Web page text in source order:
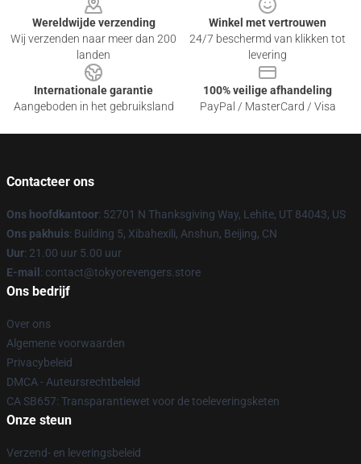
Wereldwijde verzending
Wij verzenden naar meer dan 200
landen
Winkel met vertrouwen
24/7 beschermd van klikken tot
levering
Internationale garantie
Aangeboden in het gebruiksland
100% veilige afhandeling
PayPal / MasterCard / Visa
Contacteer ons
Ons hoofdkantoor: 52701 N Thanksgiving Way, Lehite, UT 84043, US
Ons pakhuis: Building 5, Xibahexili, Anshun, Beijing, CN
Uur: 21.00 uur 5.00 uur
E-mail: contact@tokyorevengers.store
Ons bedrijf
Over ons
Algemene voorwaarden
Privacybeleid
DMCA - Auteursrechtbeleid
CA SB657: Transparantiewet voor de toeleveringsketen
Onze steun
Verzend- en leveringsbeleid